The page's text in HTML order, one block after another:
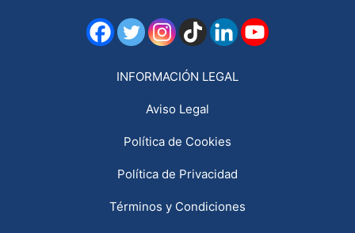
INFORMACIÓN LEGAL
Aviso Legal
Política de Cookies
Política de Privacidad
Términos y Condiciones